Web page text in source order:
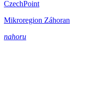
CzechPoint
Mikroregion Záhoran
nahoru